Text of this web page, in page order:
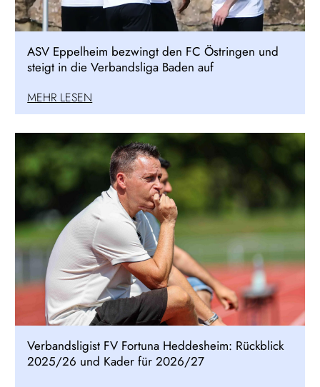
ASV Eppelheim bezwingt den FC Östringen und
steigt in die Verbandsliga Baden auf
MEHR LESEN
Verbandsligist FV Fortuna Heddesheim: Rückblick
2025/26 und Kader für 2026/27